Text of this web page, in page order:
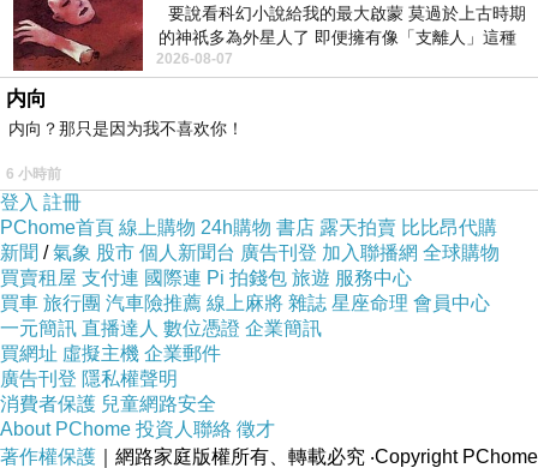
在我們準備搭乘之際出現了一段驚險的小插曲~
原來,我們候車的第八月台是被安排在第五月台的
後側一小段,下了月台的樓梯後必須再往左後方前
進,但大家夥第一次搭乘太興奮了,一看到月台邊
停靠的火車,就一股勁的拍照,絲毫沒在意我們所
在的月台是第五月台,就在要開車前不到一分鐘的
時間,有團員機警的提醒了領隊,於是在領隊的一
聲令下,展開了一場全團團員月台大暴走的景象,
登車之前看著車長皺著眉頭,我們這群狀況外的旅
客,差點害了一向準時發車的他們誤點
隊一個勁的向氣喘吁吁的大家賠不是(寫出來會不
會害領隊領不到薪水啊~)。
要說看科幻小說給我的最大啟蒙 莫過於上古時期
的神祇多為外星人了 即便擁有像「支離人」這種
驚世駭俗的神通法門 也未必讀
2026-08-07
内向
内向？那只是因为我不喜欢你！
6 小時前
登入 註冊
PChome首頁 線上購物 24h購物 書店 露天拍賣 比比昂代購
新聞 /氣象 股市 個人新聞台 廣告刊登 加入聯播網 全球購物
買賣租屋 支付連 國際連 Pi 拍錢包 旅遊 服務中心
買車 旅行團 汽車險推薦 線上麻將 雜誌 星座命理 會員中心
一元簡訊 直播達人 數位憑證 企業簡訊
買網址 虛擬主機 企業郵件
廣告刊登 隱私權聲明
消費者保護 兒童網路安全
About PChome 投資人聯絡 徵才
著作權保護 ｜網路家庭版權所有、轉載必究 ‧Copyright PChome